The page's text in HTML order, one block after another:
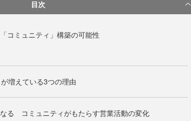
目次
コミュニティ」構築の可能性
増えている3つの理由
る コミュニティがもたらす営業活動の変化